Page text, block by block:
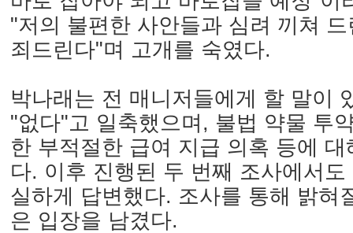
"저의 불편한 사안들과 심려 끼쳐
죄드린다"며 고개를 숙였다.
박나래는 전 매니저들에게 할 말이
"없다"고 일축했으며, 불법 약물 투
한 부적절한 급여 지급 의혹 등에
다. 이후 진행된 두 번째 조사에서
실하게 답변했다. 조사를 통해 밝
은 입장을 남겼다.